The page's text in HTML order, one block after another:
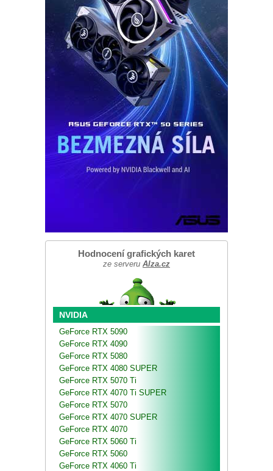
Hodnocení grafických karet
ze serveru Alza.cz
NVIDIA
GeForce RTX 5090
GeForce RTX 4090
GeForce RTX 5080
GeForce RTX 4080 SUPER
GeForce RTX 5070 Ti
GeForce RTX 4070 Ti SUPER
GeForce RTX 5070
GeForce RTX 4070 SUPER
GeForce RTX 4070
GeForce RTX 5060 Ti
GeForce RTX 5060
GeForce RTX 4060 Ti